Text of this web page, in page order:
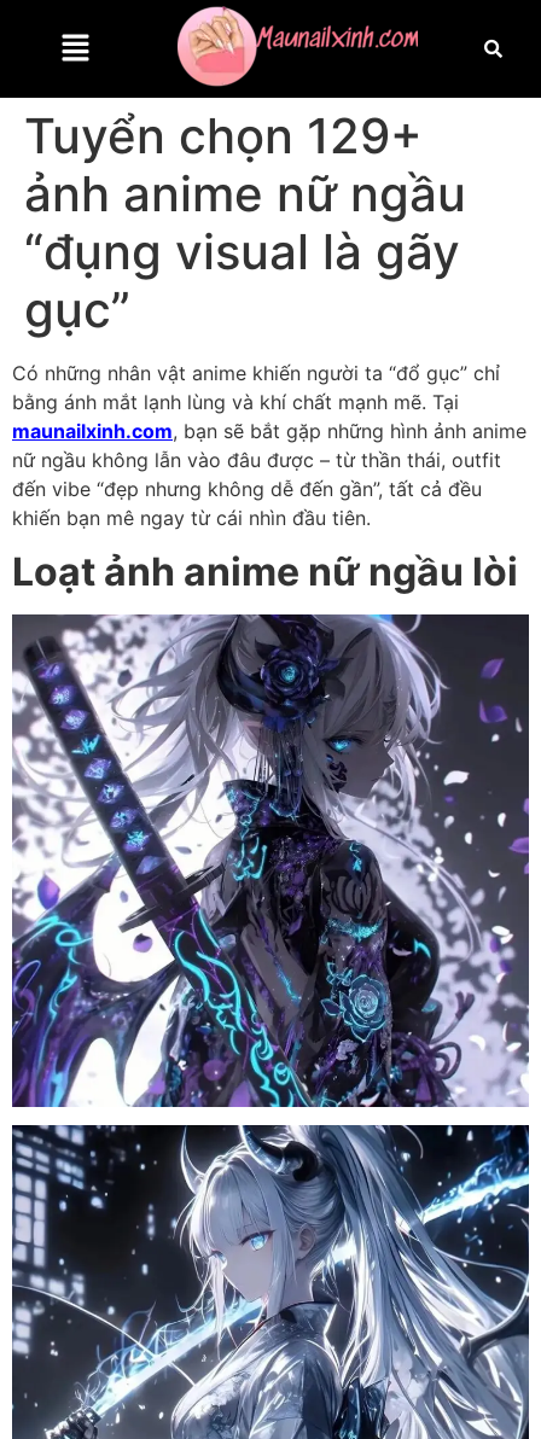
Tuyển chọn 129+
ảnh anime nữ ngầu
“đụng visual là gãy
gục”
Có những nhân vật anime khiến người ta “đổ gục” chỉ
bằng ánh mắt lạnh lùng và khí chất mạnh mẽ. Tại
maunailxinh.com, bạn sẽ bắt gặp những hình ảnh anime
nữ ngầu không lẫn vào đâu được – từ thần thái, outfit
đến vibe “đẹp nhưng không dễ đến gần”, tất cả đều
khiến bạn mê ngay từ cái nhìn đầu tiên.
Loạt ảnh anime nữ ngầu lòi